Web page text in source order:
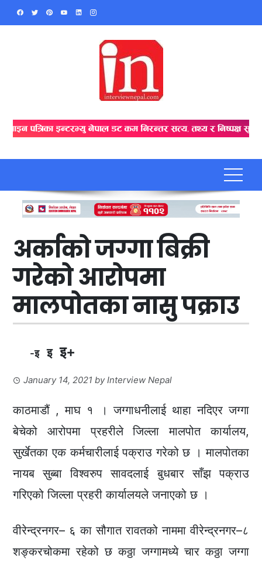
Skip
अर्काको जग्गा बिक्री
गरेको आरोपमा
मालपोतका नासु पक्राउ
-इ इ इ+
January 14, 2021 byInterview Nepal
काठमाडौं , माघ १ । जग्गाधनीलाई थाहा नदिएर जग्गा
बेचेको आरोपमा प्रहरीले जिल्ला मालपोत कार्यालय,
सुर्खेतका एक कर्मचारीलाई पक्राउ गरेको छ । मालपोतका
नायब सुब्बा विश्वरुप सावदलाई बुधबार साँझ पक्राउ
गरिएको जिल्ला प्रहरी कार्यालयले जनाएको छ ।
वीरेन्द्रनगर– ६ का सौगात रावतको नाममा वीरेन्द्रनगर–८
शङ्करचोकमा रहेको छ कठ्ठा जग्गामध्ये चार कठ्ठा जग्गा